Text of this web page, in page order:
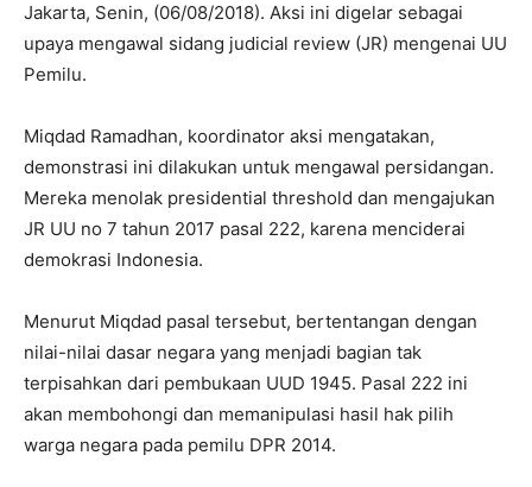
Jakarta, Senin, (06/08/2018). Aksi ini digelar sebagai
upaya mengawal sidang judicial review (JR) mengenai UU
Pemilu.
Miqdad Ramadhan, koordinator aksi mengatakan,
demonstrasi ini dilakukan untuk mengawal persidangan.
Mereka menolak presidential threshold dan mengajukan
JR UU no 7 tahun 2017 pasal 222, karena menciderai
demokrasi Indonesia.
Menurut Miqdad pasal tersebut, bertentangan dengan
nilai-nilai dasar negara yang menjadi bagian tak
terpisahkan dari pembukaan UUD 1945. Pasal 222 ini
akan membohongi dan memanipulasi hasil hak pilih
warga negara pada pemilu DPR 2014.